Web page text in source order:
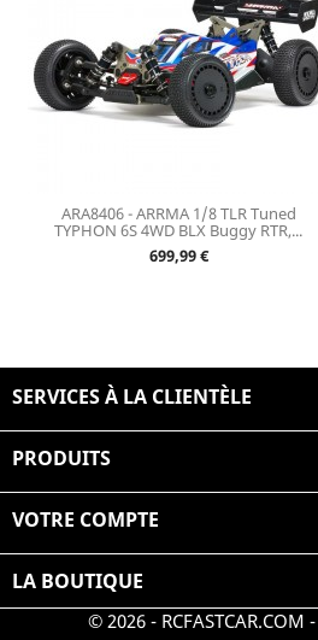
ARA8406 - ARRMA 1/8 TLR Tuned
TYPHON 6S 4WD BLX Buggy RTR,...
Prix
699,99 €
SERVICES À LA CLIENTÈLE
PRODUITS
VOTRE COMPTE
LA BOUTIQUE
© 2026 - RCFASTCAR.COM